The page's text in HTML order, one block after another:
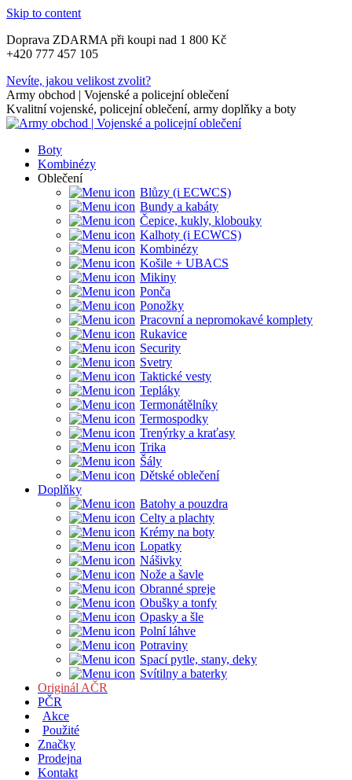
Skip to content
Doprava ZDARMA při koupi nad 1 800 Kč
+420 777 457 105
Nevíte, jakou velikost zvolit?
Army obchod | Vojenské a policejní oblečení
Kvalitní vojenské, policejní oblečení, army doplňky a boty
Boty
Kombinézy
Oblečení
Blůzy (i ECWCS)
Bundy a kabáty
Čepice, kukly, klobouky
Kalhoty (i ECWCS)
Kombinézy
Košile + UBACS
Mikiny
Ponča
Ponožky
Pracovní a nepromokavé komplety
Rukavice
Security
Svetry
Taktické vesty
Tepláky
Termonátělníky
Termospodky
Trenýrky a kraťasy
Trika
Šály
Dětské oblečení
Doplňky
Batohy a pouzdra
Celty a plachty
Krémy na boty
Lopatky
Nášivky
Nože a šavle
Obranné spreje
Obušky a tonfy
Opasky a šle
Polní láhve
Potraviny
Spací pytle, stany, deky
Svítilny a baterky
Originál AČR
PČR
Akce
Použité
Značky
Prodejna
Kontakt